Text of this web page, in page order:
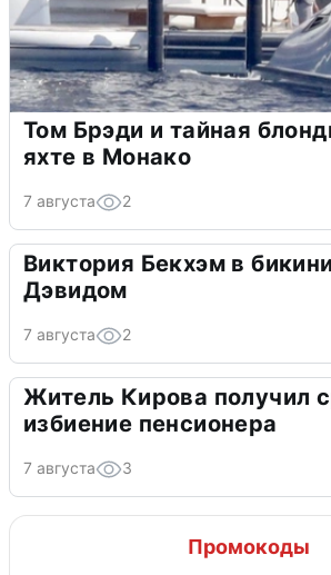
Том Брэди и тайная
яхте в Монако
7 августа 2
Виктория Бекхэм в
Дэвидом
7 августа 2
Житель Кирова получил
избиение пенсионера
7 августа 3
Промокоды